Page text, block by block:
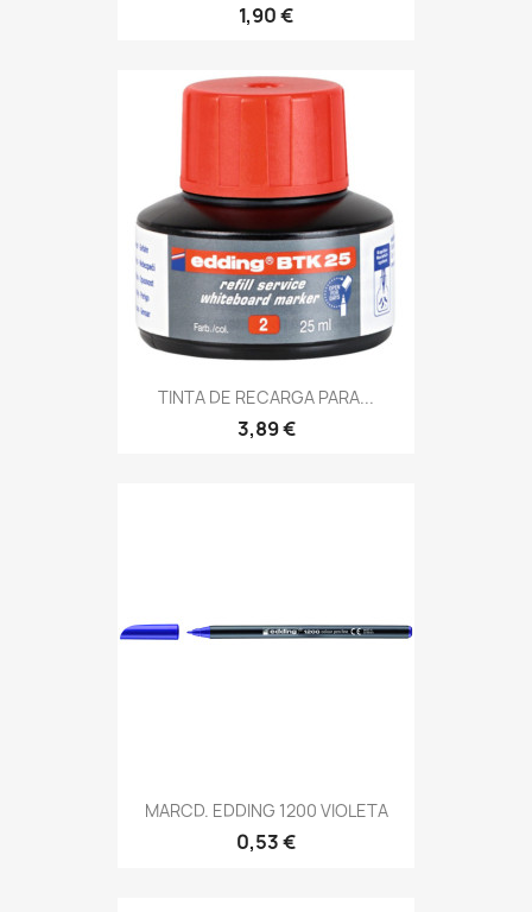
1,90 €
TINTA DE RECARGA PARA...
3,89 €
MARCD. EDDING 1200 VIOLETA
0,53 €